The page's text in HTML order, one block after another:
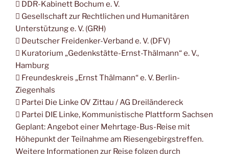
 DDR-Kabinett Bochum e. V.
 Gesellschaft zur Rechtlichen und Humanitären
Unterstützung e. V. (GRH)
 Deutscher Freidenker-Verband e. V. (DFV)
 Kuratorium „Gedenkstätte-Ernst-Thälmann“ e. V.,
Hamburg
 Freundeskreis „Ernst Thälmann“ e. V. Berlin-
Ziegenhals
 Partei Die Linke OV Zittau / AG Dreiländereck
 Partei DIE Linke, Kommunistische Plattform Sachsen
Geplant: Angebot einer Mehrtage-Bus-Reise mit
Höhepunkt der Teilnahme am Riesengebirgstreffen.
Weitere Informationen zur Reise folgen durch